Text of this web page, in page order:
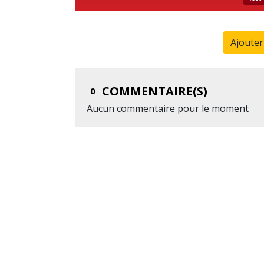
0 COMMENTAIRE(S)
Aucun commentaire pour le moment